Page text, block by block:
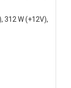
312 W (+12V),